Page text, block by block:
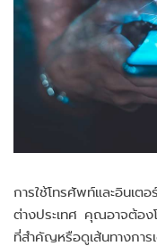
การใช้โทรศัพท์และอินเต
ต่างประเทศ คุณอาจต้อ
ที่สำคัญหรือดูเส้นทางกา